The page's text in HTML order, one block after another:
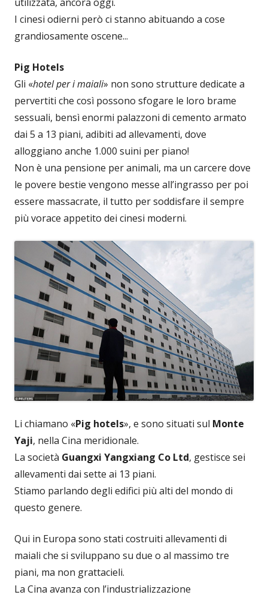
I cinesi odierni però ci stanno abituando a cose
grandiosamente oscene...
Pig Hotels
Gli «hotel per i maiali» non sono strutture dedicate a
pervertiti che così possono sfogare le loro brame
sessuali, bensì enormi palazzoni di cemento armato
dai 5 a 13 piani, adibiti ad allevamenti, dove
alloggiano anche 1.000 suini per piano!
Non è una pensione per animali, ma un carcere dove
le povere bestie vengono messe all’ingrasso per poi
essere massacrate, il tutto per soddisfare il sempre
più vorace appetito dei cinesi moderni.
Li chiamano «Pig hotels», e sono situati sul Monte
Yaji, nella Cina meridionale.
La società Guangxi Yangxiang Co Ltd, gestisce sei
allevamenti dai sette ai 13 piani.
Stiamo parlando degli edifici più alti del mondo di
questo genere.
Qui in Europa sono stati costruiti allevamenti di
maiali che si sviluppano su due o al massimo tre
piani, ma non grattacieli.
La Cina avanza con l’industrializzazione